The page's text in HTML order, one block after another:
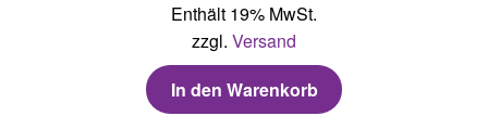
Enthält 19% MwSt.
zzgl. Versand
In den Warenkorb